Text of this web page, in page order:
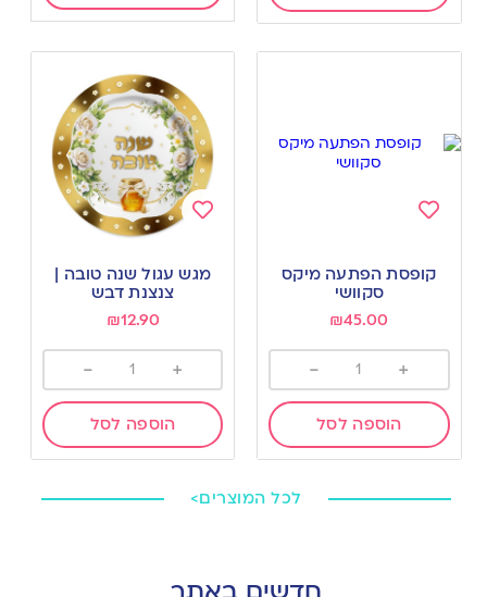
to
wishlist
קופסת הפתעה מיקס
סקוושי
₪45.00
+
-
הוספה לסל
to
wishlist
מגש עגול שנה טובה |
צנצנת דבש
₪12.90
+
-
הוספה לסל
לכל המוצרים>